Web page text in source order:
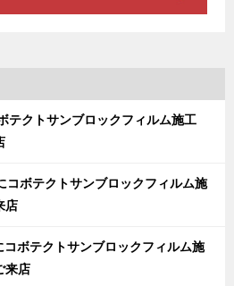
テクトサンブロックフィルム施工
コボテクトサンブロックフィルム施
店
ボテクトサンブロックフィルム施
来店